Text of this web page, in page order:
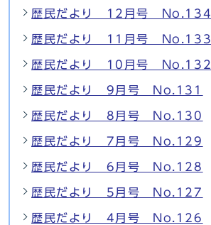
歴民だより 12月号 No.134
歴民だより 11月号 No.133
歴民だより 10月号 No.132
歴民だより 9月号 No.131
歴民だより 8月号 No.130
歴民だより 7月号 No.129
歴民だより 6月号 No.128
歴民だより 5月号 No.127
歴民だより 4月号 No.126